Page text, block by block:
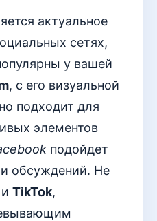
актуальное
сетях,
у вашей
, с его визуальной
подходит для
элементов
подойдет
и обсуждений. Не
TikTok,